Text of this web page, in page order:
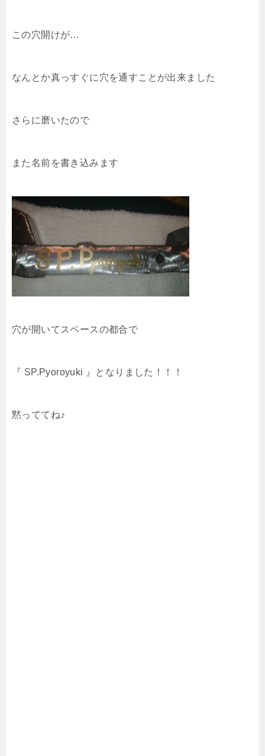
この穴開けが…
なんとか真っすぐに穴を通すことが出来ました
さらに磨いたので
また名前を書き込みます
穴が開いてスペースの都合で
『 SP.Pyoroyuki 』となりました！！！
黙っててね♪